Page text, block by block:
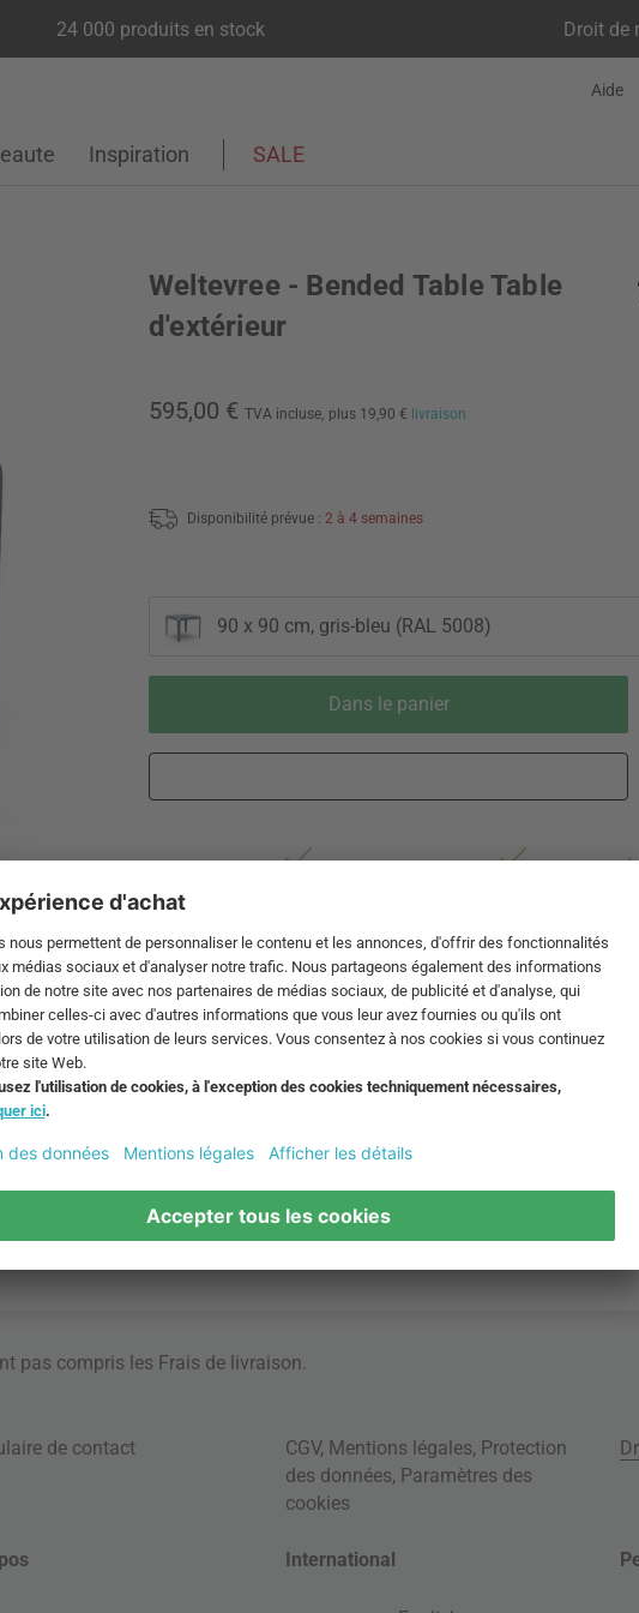
24 000 produits en stock Droit de
Aide
Inspiration SALE
Weltevree - Bended Table Table
d'extérieur
595,00 € TVA incluse, plus 19,90 € livraison
Disponibilité prévue : 2 à 4 semaines
90 x 90 cm, gris-bleu (RAL 5008)
Dans le panier
pas compris les Frais de livraison
de contact CGV, Mentions légales, Protection
des données, Paramètres des
cookies
International